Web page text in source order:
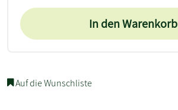
In den Warenkorb
Auf die Wunschliste